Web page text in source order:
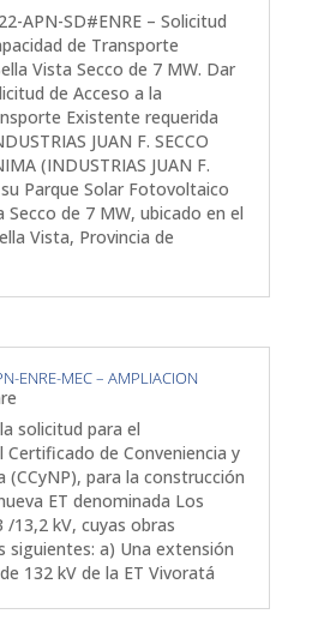
APN-SD#ENRE – Solicitud
de Transporte
Vista Secco de 7 MW. Dar
de Acceso a la
Existente requerida
JUAN F. SECCO
(INDUSTRIAS JUAN F.
su Parque Solar Fotovoltaico
Secco de 7 MW, ubicado en el
Vista, Provincia de
ENRE-MEC – AMPLIACION
solicitud para el
de Conveniencia y
(CCyNP), para la construcción
ET denominada Los
/13,2 kV, cuyas obras
siguientes: a) Una extensión
132 kV de la ET Vivoratá